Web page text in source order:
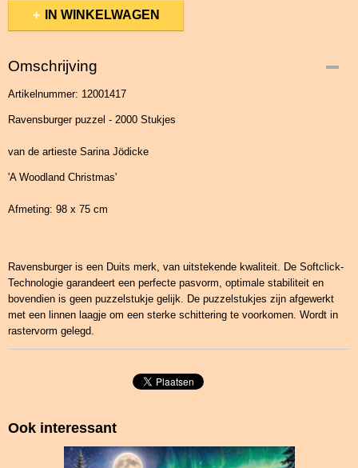
IN WINKELWAGEN
Omschrijving
Artikelnummer: 12001417
Ravensburger puzzel - 2000 Stukjes
van de artieste Sarina Jödicke
'A Woodland Christmas'
Afmeting: 98 x 75 cm
Ravensburger is een Duits merk, van uitstekende kwaliteit. De Softclick-
Technologie garandeert een perfecte pasvorm, optimale stabiliteit en
bovendien is geen puzzelstukje gelijk. De puzzelstukjes zijn afgewerkt
met een linnen laagje om een sterke schittering te voorkomen. Wordt in
rastervorm gelegd.
Ook interessant